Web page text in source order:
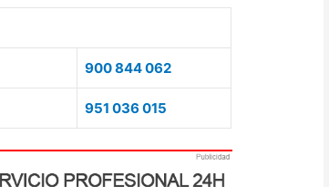
900 844 062
951 036 015